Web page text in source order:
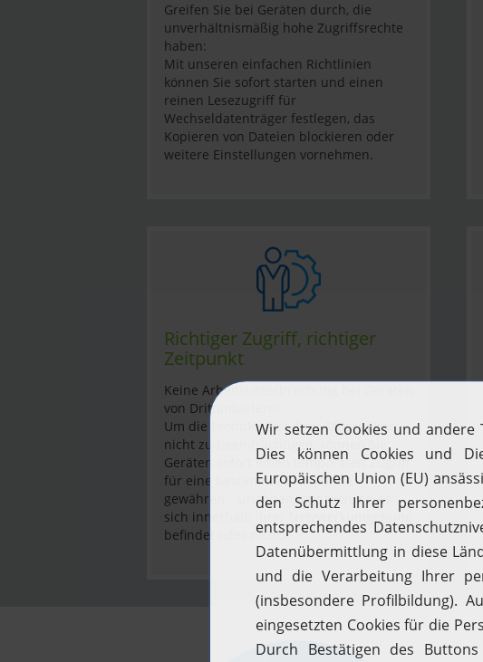
Greifen Sie bei Geräten durch, die
unverhältnismäßig hohe Zugriffsrechte
haben:
Mit unseren einfachen Richtlinien
können Sie sofort starten und einen
reinen Lesezugriff für
Wechseldatenträger festlegen, das
Kopieren von Dateien blockieren oder
weitere Einstellungen vornehmen.
Richtiger Zugriff, richtiger
Zeitpunkt
Keine Arbeitsunterbrechung bei Geräten
von Drittanbietern:
Um die Produktivität Ihrer Mitarbeiter
nicht zu beeinträchtigen, können Sie
Geräten sofort einen temporären Zugriff
für eine bestimmte Zeitspanne
gewähren – unabhängig davon, ob es
sich innerhalb Ihrer Netzwerkumgebung
befindet oder nicht.